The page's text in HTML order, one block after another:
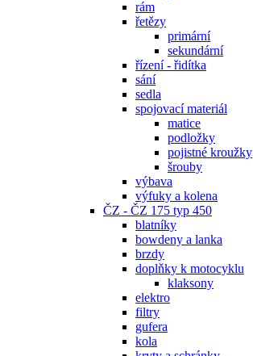
rám
řetězy
primární
sekundární
řízení - řidítka
sání
sedla
spojovací materiál
matice
podložky
pojistné kroužky
šrouby
výbava
výfuky a kolena
ČZ - ČZ 175 typ 450
blatníky
bowdeny a lanka
brzdy
doplňky k motocyklu
klaksony
elektro
filtry
gufera
kola